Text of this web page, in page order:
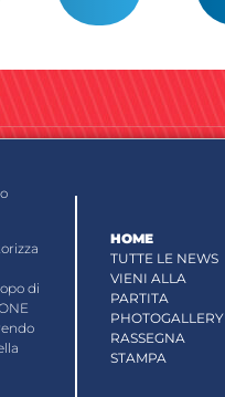
di
HOME
TUTTE LE NEWS
VIENI ALLA
PARTITA
PHOTOGALLERY
RASSEGNA
STAMPA